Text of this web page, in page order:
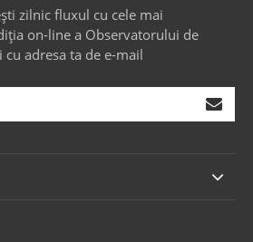
zilnic fluxul cu cele mai
on-line a Observatorului de
cu adresa ta de e-mail